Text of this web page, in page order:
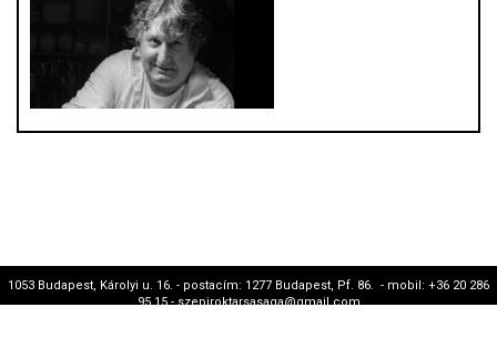
1053 Budapest, Károlyi u. 16. - postacím: 1277 Budapest, Pf. 86. - mobil: +36 20 286
95 15 - szepiroktarsasaga@gmail.com